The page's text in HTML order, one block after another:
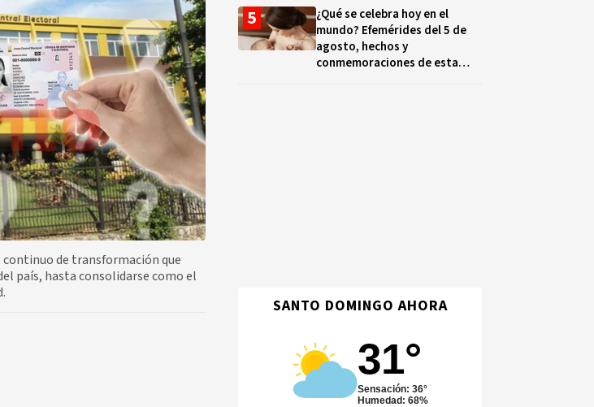
continuo de transformación que
país, hasta consolidarse como el
¿Qué se celebra hoy en el
mundo? Efemérides del 5 de
agosto, hechos y
conmemoraciones de esta
SANTO DOMINGO AHORA
31°
Sensación: 36°
Humedad: 68%